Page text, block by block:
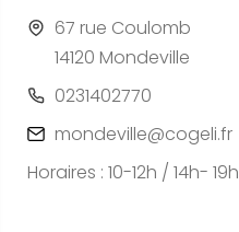
67 rue Coulomb
14120 Mondeville
0231402770
mondeville@cogeli.fr
Horaires : 10-12h / 14h- 19h